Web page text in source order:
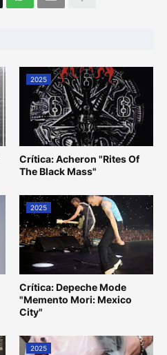
2025
Crítica: Acheron "Rites Of
The Black Mass"
2025
Crítica: Depeche Mode
"Memento Mori: Mexico
City"
2025